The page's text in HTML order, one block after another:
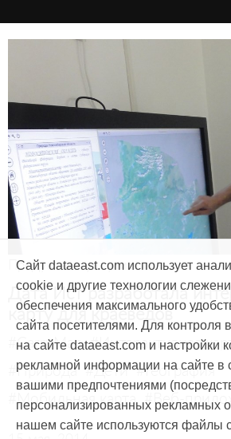
Продукты и услуги
Дата Ист разработала
карту для краеведов
#CarryMap #Интерактивная
#Природа #Дети #География
#Мобильная карта #Веб-
Сайт dataeast.com использует
cookie и другие технологии
обеспечения максимального
сайта посетителями. Для контроля
на сайте dataeast.com и настройки
рекламной информации на сайте в
вашими предпочтениями
персонализированных рекламных
нашем сайте используются файлы